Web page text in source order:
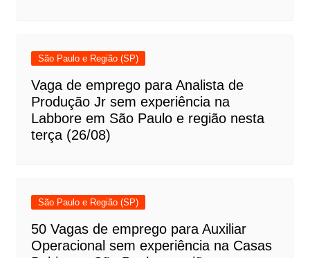
São Paulo e Região (SP)
Vaga de emprego para Analista de
Produção Jr sem experiência na
Labbore em São Paulo e região nesta
terça (26/08)
São Paulo e Região (SP)
50 Vagas de emprego para Auxiliar
Operacional sem experiência na Casas